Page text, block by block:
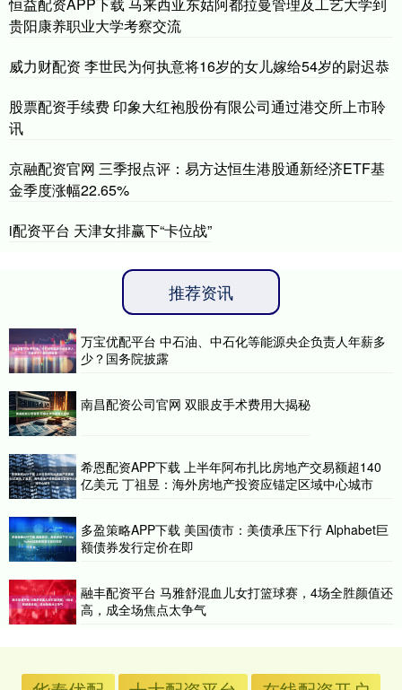
恒益配资APP下载 马来西亚东姑阿都拉曼管理及工艺大学到
贵阳康养职业大学考察交流
威力财配资 李世民为何执意将16岁的女儿嫁给54岁的尉迟恭
股票配资手续费 印象大红袍股份有限公司通过港交所上市聆
讯
京融配资官网 三季报点评：易方达恒生港股通新经济ETF基
金季度涨幅22.65%
i配资平台 天津女排赢下“卡位战”
推荐资讯
万宝优配平台 中石油、中石化等能源央企负责人年薪多
少？国务院披露
南昌配资公司官网 双眼皮手术费用大揭秘
希恩配资APP下载 上半年阿布扎比房地产交易额超140
亿美元 丁祖昱：海外房地产投资应锚定区域中心城市
多盈策略APP下载 美国债市：美债承压下行 Alphabet巨
额债券发行定价在即
融丰配资平台 马雅舒混血儿女打篮球赛，4场全胜颜值还
高，成全场焦点太争气